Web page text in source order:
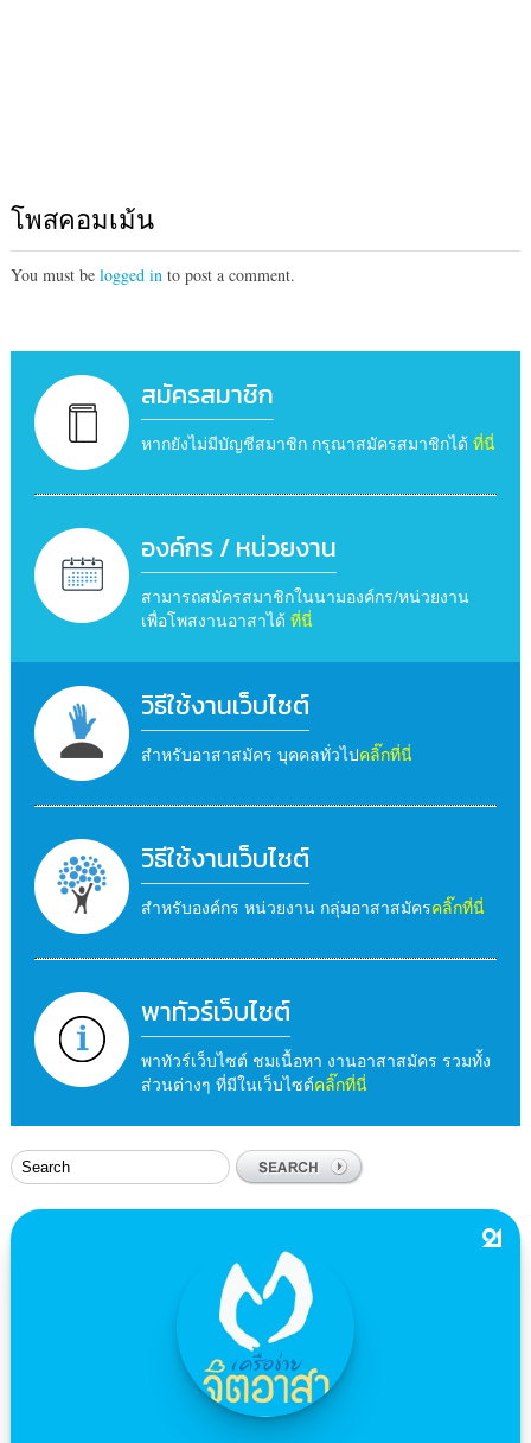
โพสคอมเม้น
You must be logged into post a comment.
สมัครสมาชิก
หากยังไม่มีบัญชีสมาชิก กรุณาสมัครสมาชิกได้ ที่นี่
องค์กร / หน่วยงาน
สามารถสมัครสมาชิกในนามองค์กร/หน่วยงาน
เพื่อโพสงานอาสาได้ ที่นี่
วิธีใช้งานเว็บไซต์
สำหรับอาสาสมัคร บุคคลทั่วไปคลิ๊กที่นี่
วิธีใช้งานเว็บไซต์
สำหรับองค์กร หน่วยงาน กลุ่มอาสาสมัครคลิ๊กที่นี่
พาทัวร์เว็บไซต์
พาทัวร์เว็บไซต์ ชมเนื้อหา งานอาสาสมัคร รวมทั้ง
ส่วนต่างๆ ที่มีในเว็บไซต์คลิ๊กที่นี่